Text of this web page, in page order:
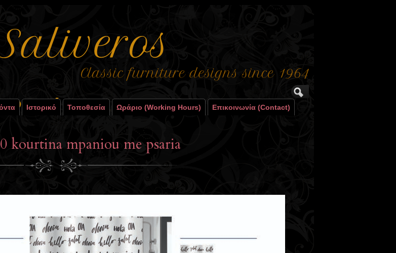
Ιστορικό Τοποθεσία Ωράριο (working Hours) Επικοινωνία (contact)
kourtina mpaniou me psaria